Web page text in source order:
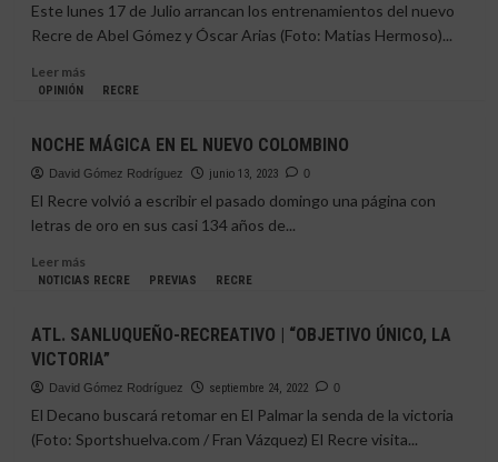
Este lunes 17 de Julio arrancan los entrenamientos del nuevo
Recre de Abel Gómez y Óscar Arias (Foto: Matias Hermoso)...
Leer másLeer
más
LUNES
ARRANCAN
LOS
ENTRENAMIENTOS
EL
DECANO
OPINIÓN RECRE
NOCHE MÁGICA EN EL NUEVO COLOMBINO
David Gómez Rodríguez junio 13, 2023 0
El Recre volvió a escribir el pasado domingo una página con
letras de oro en sus casi 134 años de...
Leer másLeer
más
MÁGICA
EN
EL
NUEVO
NOTICIAS RECRE PREVIAS RECRE
ATL. SANLUQUEÑO-RECREATIVO | “OBJETIVO ÚNICO, LA
VICTORIA”
David Gómez Rodríguez septiembre 24, 2022 0
El Decano buscará retomar en El Palmar la senda de la victoria
(Foto: Sportshuelva.com / Fran Vázquez) El Recre visita...